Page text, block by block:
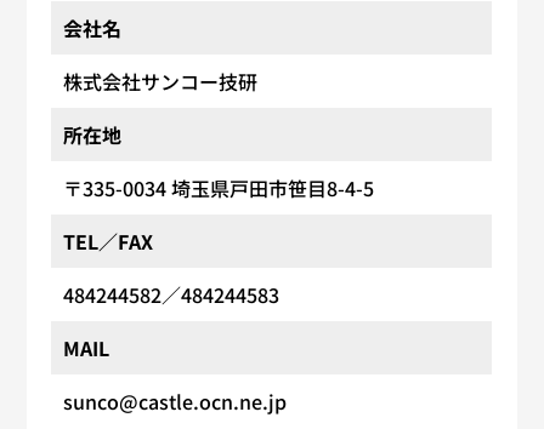
会社名
株式会社サンコー技研
所在地
〒335-0034埼玉県戸田市笹目8-4-5
TEL／FAX
484244582／484244583
MAIL
sunco@castle.ocn.ne.jp